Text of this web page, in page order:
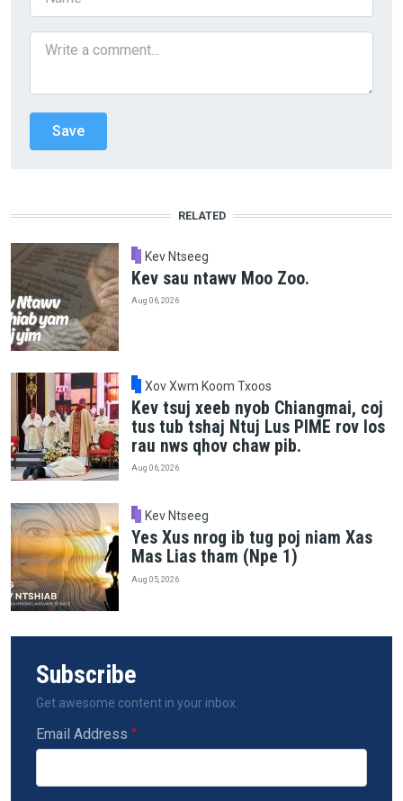
RELATED
Kev Ntseeg
Kev sau ntawv Moo Zoo.
Aug 06, 2026
Xov Xwm Koom Txoos
Kev tsuj xeeb nyob Chiangmai, coj
tus tub tshaj Ntuj Lus PIME rov los
rau nws qhov chaw pib.
Aug 06, 2026
Kev Ntseeg
Yes Xus nrog ib tug poj niam Xas
Mas Lias tham (Npe 1)
Aug 05, 2026
Subscribe
Get awesome content in your inbox.
Email Address